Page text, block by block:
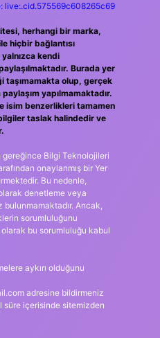
live:.cid.575569c608265c69
herhangi bir marka,
hiçbir bağlantısı
kendi
Burada yer
taşımamakta olup, gerçek
yapılmamaktadır.
isim benzerlikleri tamamen
taslak halindedir ve
gereğince Bilgi Teknolojileri
onaylanmış bir Yer
Bu nedenle,
denetleme veya
bulunmamaktadır. Ancak,
sorumluluğunu
bu sorumluluğu kabul
aykırı olduğunu
adresine bildirmeniz
içerisinde sitemizden